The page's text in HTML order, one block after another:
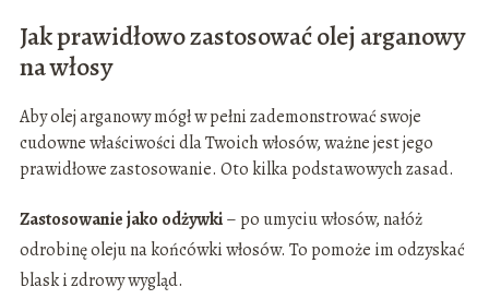
Jak prawidłowo zastosować olej arganowy
na włosy
Aby olej arganowy mógł w pełni zademonstrować swoje
cudowne właściwości dla Twoich włosów, ważne jest jego
prawidłowe zastosowanie. Oto kilka podstawowych zasad.
Zastosowanie jako odżywki– po umyciu włosów, nałóż
odrobinę oleju na końcówki włosów. To pomoże im odzyskać
blask i zdrowy wygląd.